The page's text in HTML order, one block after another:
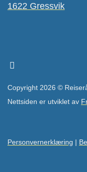
1622 Gressvik
Copyright 2026 ©
Nettsiden er utviklet av
Personvernerklæring |